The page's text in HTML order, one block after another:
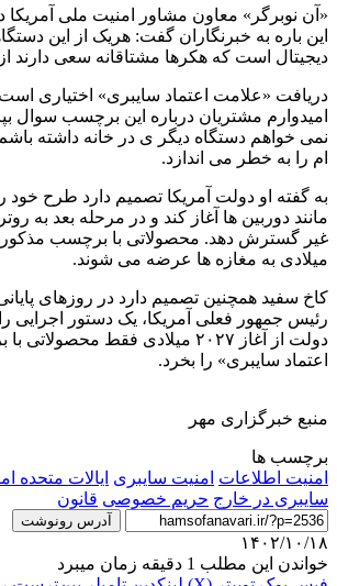
«آن نوبرگر» معاون مشاور امنیت ملی آمریکا
این باره به خبرنگاران گفت: هریک از این
دیجیتال است که هکرها مشتاقانه سعی دارند
دریافت «علامت اعتماد سایبری» اختیاری
امیدوارم مشتریان درباره این برچسب سوال
نمی خواهم دستگاه دیگر ی در خانه داشته
ام را به خطر می اندازد.
به گفته او دولت آمریکا تصمیم دارد طرح خود
مانند دوربین ها آغاز کند و در مرحله بعد به
غیر گسترش دهد. محصولاتی با برچسب
میلادی به مغازه ها عرضه می شوند.
کاخ سفید همچنین تصمیم دارد در روزهای
رئیس جمهور فعلی آمریکا، یک دستور اجرایی
دولت از آغاز ۲۰۲۷ میلادی فقط
اعتماد سایبری» را بخرد.
منبع خبرگزاری مهر
برچسب ها
امنیت اطلاعات امنیت سایبری ایالات متحده
سایبری در خارج حریم خصوصی قانون
آدرس رونوشت
۱۴۰۲/۱۰/۱۸
خواندن این مطلب 1 دقیقه زمان میبرد